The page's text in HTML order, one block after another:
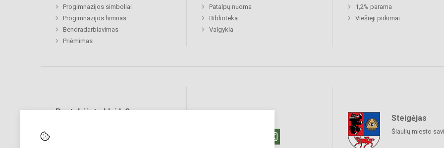
Progimnazijos simboliai
Progimnazijos himnas
Bendradarbiavimas
Priėmimas
Patalpų nuoma
Biblioteka
Valgykla
1,2% parama
Viešieji pirkimai
Pastebėjote klaidų?
Steigėjas
Šiaulių miesto